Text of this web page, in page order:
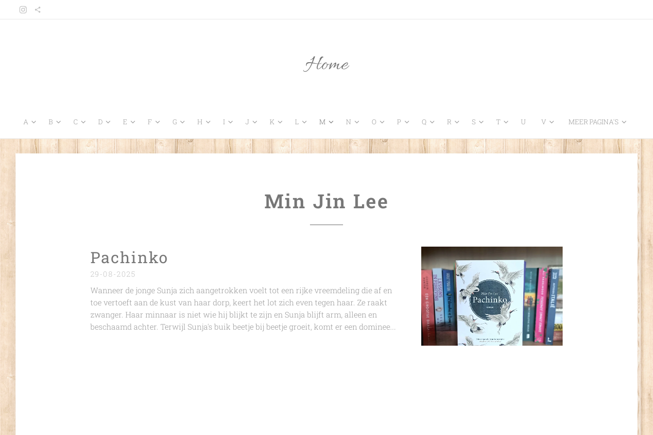
Home
A B C D E F G H I J K L M N O P Q R S T U V MEER PAGINA'S
Min Jin Lee
Pachinko
29-08-2025
Wanneer de jonge Sunja zich aangetrokken voelt tot een rijke vreemdeling die af en
toe vertoeft aan de kust van haar dorp, keert het lot zich even tegen haar. Ze raakt
zwanger. Haar minnaar is niet wie hij blijkt te zijn en Sunja blijft arm, alleen en
beschaamd achter. Terwijl Sunja's buik beetje bij beetje groeit, komt er een dominee...